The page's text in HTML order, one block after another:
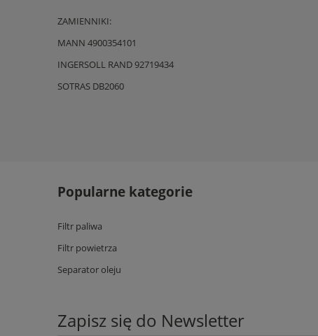
ZAMIENNIKI:
MANN 4900354101
INGERSOLL RAND 92719434
SOTRAS DB2060
Popularne kategorie
Filtr paliwa
Filtr powietrza
Separator oleju
Zapisz się do Newsletter